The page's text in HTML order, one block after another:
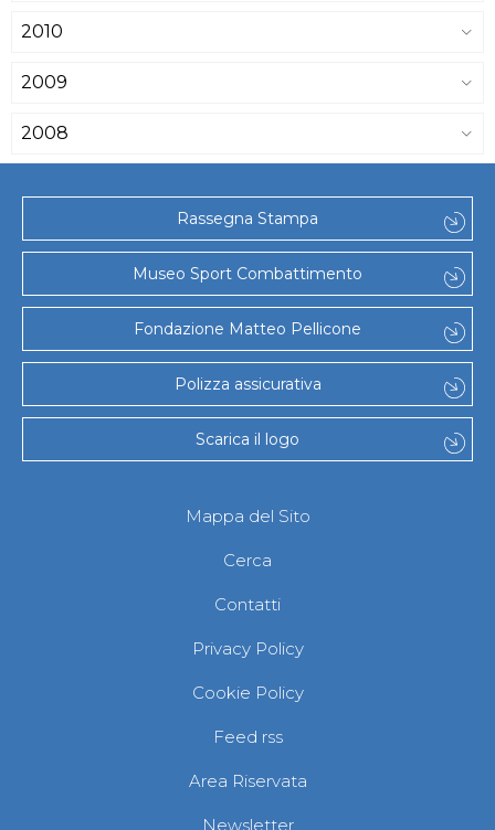
2010
2009
2008
Rassegna Stampa
Museo Sport Combattimento
Fondazione Matteo Pellicone
Polizza assicurativa
Scarica il logo
Mappa del Sito
Cerca
Contatti
Privacy Policy
Cookie Policy
Feed rss
Area Riservata
Newsletter